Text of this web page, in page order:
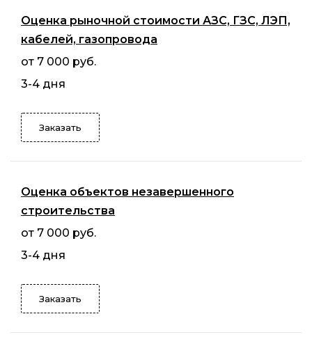
Оценка рыночной стоимости АЗС, ГЗС, ЛЭП,
кабелей, газопровода
от 7 000 руб.
3-4 дня
Заказать
Оценка объектов незавершенного
строительства
от 7 000 руб.
3-4 дня
Заказать